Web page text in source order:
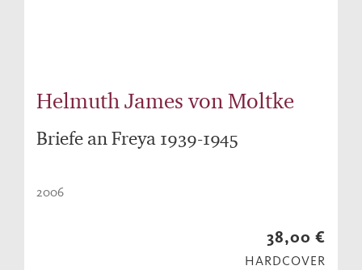
Helmuth James von Moltke
Briefe an Freya 1939-1945
2006
38,00 €
HARDCOVER